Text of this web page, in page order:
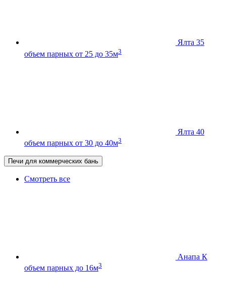
Ялта 35
объем парных от 25 до 35м3
Ялта 40
объем парных от 30 до 40м3
Печи для коммерческих бань
Смотреть все
Анапа К
объем парных до 16м3